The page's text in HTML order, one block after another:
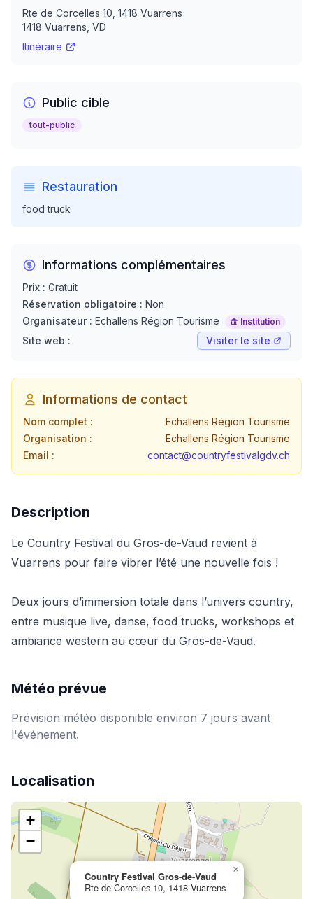
Rte de Corcelles 10, 1418 Vuarrens
1418 Vuarrens , VD
Itinéraire
Public cible
tout-public
Restauration
food truck
Informations complémentaires
Prix : Gratuit
Réservation obligatoire : Non
Organisateur : Echallens Région Tourisme Institution
Site web : Visiter le site
Informations de contact
Nom complet :
Echallens Région Tourisme
Organisation :
Echallens Région Tourisme
Email :
contact@countryfestivalgdv.ch
Description
Le Country Festival du Gros-de-Vaud revient à
Vuarrens pour faire vibrer l’été une nouvelle fois !
Deux jours d’immersion totale dans l’univers country,
entre musique live, danse, food trucks, workshops et
ambiance western au cœur du Gros-de-Vaud.
Météo prévue
Prévision météo disponible environ 7 jours avant
l'événement.
Localisation
Country Festival Gros-de-Vaud
Rte de Corcelles 10, 1418 Vuarrens
×
+
−